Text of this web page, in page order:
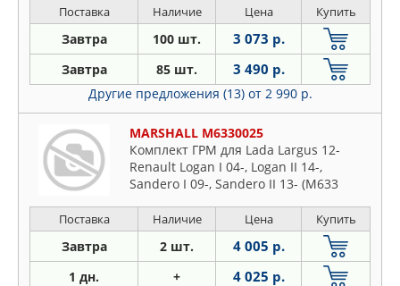
Поставка Наличие Цена Купить
Завтра 100 шт. 3 073 р.
Завтра 85 шт. 3 490 р.
Другие предложения (13) от 2 990 р.
MARSHALL M6330025
Комплект ГРМ для Lada Largus 12-
Renault Logan I 04-, Logan II 14-,
Sandero I 09-, Sandero II 13- (M633
Поставка Наличие Цена Купить
Завтра 2 шт. 4 005 р.
1 дн. + 4 025 р.